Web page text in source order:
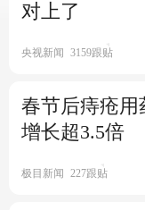
对上了
央视新闻 3159跟贴
春节后痔疮用
增长超3.5倍
极目新闻 227跟贴